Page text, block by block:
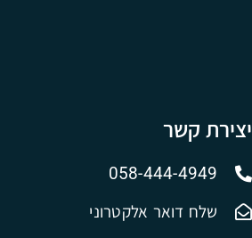
יצירת קשר
058-444-4949
שלח דואר אלקטרוני